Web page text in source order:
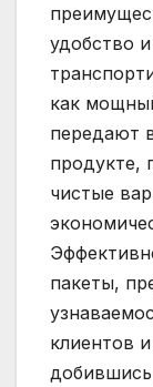
удобство
как
передают
продукте,
чистые
пакеты,
клиентов
добившись